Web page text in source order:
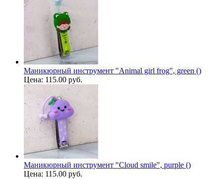
Маникюрный инструмент "Animal girl frog", green ()
Цена: 115.00 руб.
Маникюрный инструмент "Cloud smile", purple ()
Цена: 115.00 руб.